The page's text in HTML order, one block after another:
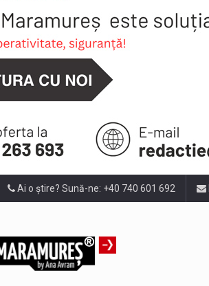
Ai o știre? Sună-ne: +40 740 601 692